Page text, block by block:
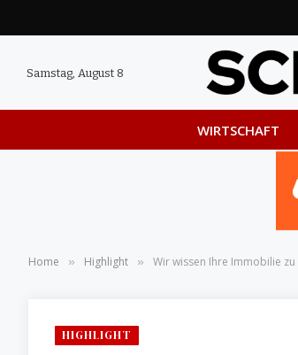
Samstag, August 8
WIRTSCHAFT
Home » Highlight » Wir wissen Ihre Immobilie zu
HIGHLIGHT